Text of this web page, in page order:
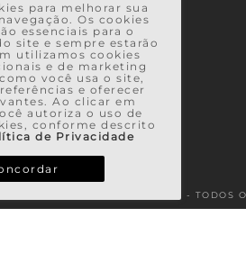
para melhorar sua
Os cookies
essenciais para o
site e sempre estarão
utilizamos cookies
e de marketing
você usa o site,
e oferecer
Ao clicar em
autoriza o uso de
conforme descrito
de Privacidade
© 2026 - TODOS